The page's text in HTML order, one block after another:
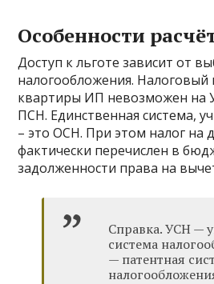
Особенности
Доступ к льготе зависит от
налогообложения. Налоговый
квартиры ИП невозможен на
ПСН. Единственная система,
– это ОСН. При этом налог на
фактически перечислен в
задолженности права на
Справка. УСН —
система
— патентная